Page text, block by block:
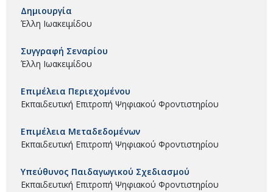
Δημιουργία
Έλλη Ιωακειμίδου
Συγγραφή Σεναρίου
Έλλη Ιωακειμίδου
Επιμέλεια Περιεχομένου
Εκπαιδευτική Επιτροπή Ψηφιακού Φροντιστηρίου
Επιμέλεια Μεταδεδομένων
Εκπαιδευτική Επιτροπή Ψηφιακού Φροντιστηρίου
Υπεύθυνος Παιδαγωγικού Σχεδιασμού
Εκπαιδευτική Επιτροπή Ψηφιακού Φροντιστηρίου